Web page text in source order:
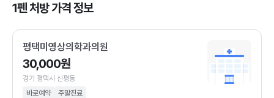
1펜 처방 가격 정보
평택미영상의학과의원
30,000원
경기 평택시 신평동
바로예약
주말진료